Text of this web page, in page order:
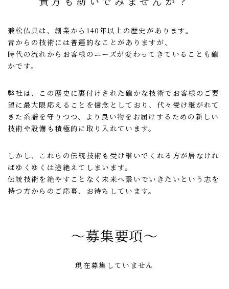
兼松仏具は、創業から140年以上の歴史があります。
昔からの技術には普遍的なことがありますが、
時代の流れからお客様のニーズが変わってきていることも確
かです。
弊社は、この歴史に裏付けされた確かな技術で お客様のご要
望に最大限応えることを信念としており、 代々受け継がれて
きた系譜を守りつつ、
より良い物をお届けするための新しい
技術や設備も積極的に取り入れています。
しかし、これらの伝統技術も受け継いでくれる方が居なけれ
ばゆくゆくは途絶えてしまいます。
伝統技術を絶やすことなく未来へ繋いでいきたいという 志を
持つ方からのご応募、お待ちしています。
〜募集要項〜
現在募集していません